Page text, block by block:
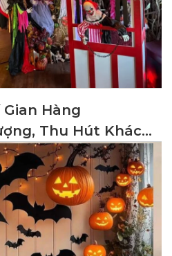
Hàng
Thu Hút Khách